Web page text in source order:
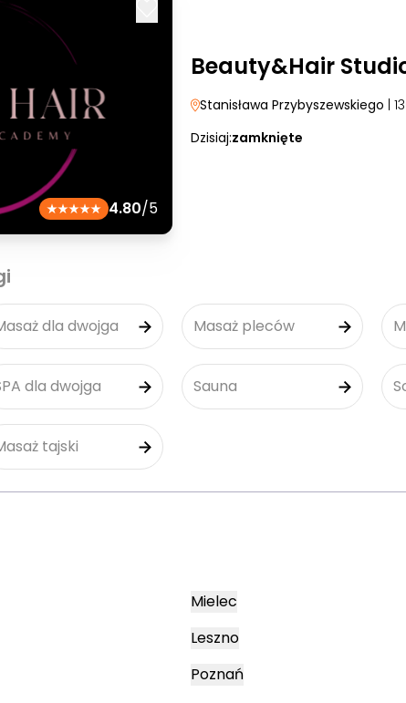
4.80/5
Beauty&Hair
Stanisława Przybyszewskiego |
Dzisiaj:zamknięte
dla dwojga Masaż pleców
dla dwojga Sauna
tajski
Mielec
Leszno
Poznań